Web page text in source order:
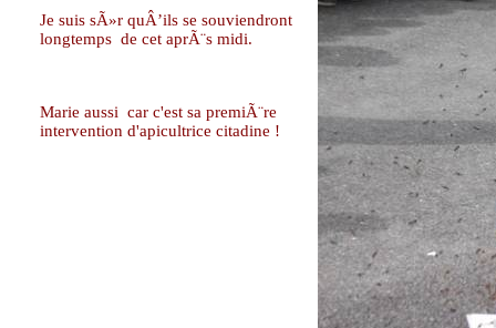
Je suis sÃ»r quÂ’ils se souviendront
longtemps de cet aprÃ¨s midi.
Marie aussi car c'est sa premiÃ¨re
intervention d'apicultrice citadine !